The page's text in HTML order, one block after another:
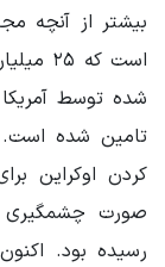
بیشتر از آنچه
تامین شده است.
کردن اوکراین